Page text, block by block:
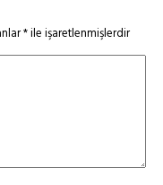
*ile işaretlenmişlerdir